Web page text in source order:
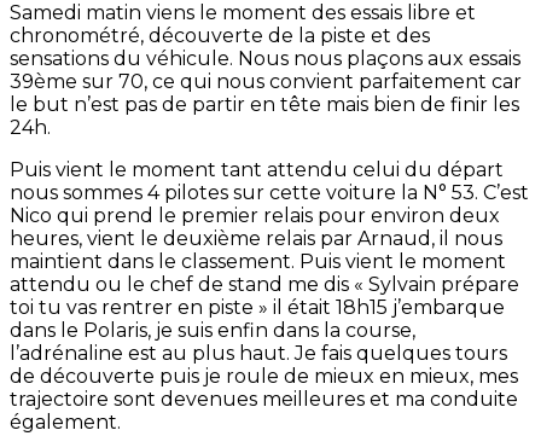
Samedi matin viens le moment des essais libre et
chronométré, découverte de la piste et des
sensations du véhicule. Nous nous plaçons aux essais
39ème sur 70, ce qui nous convient parfaitement car
le but n’est pas de partir en tête mais bien de finir les
24h.
Puis vient le moment tant attendu celui du départ
nous sommes 4 pilotes sur cette voiture la N° 53. C’est
Nico qui prend le premier relais pour environ deux
heures, vient le deuxième relais par Arnaud, il nous
maintient dans le classement. Puis vient le moment
attendu ou le chef de stand me dis « Sylvain prépare
toi tu vas rentrer en piste » il était 18h15 j’embarque
dans le Polaris, je suis enfin dans la course,
l’adrénaline est au plus haut. Je fais quelques tours
de découverte puis je roule de mieux en mieux, mes
trajectoire sont devenues meilleures et ma conduite
également.